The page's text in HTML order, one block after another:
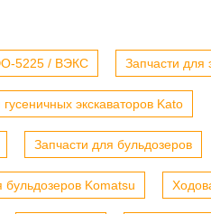
5225 / ВЭКС Запчасти для
экскаваторов Kato
Запчасти для бульдозеров
бульдозеров Komatsu